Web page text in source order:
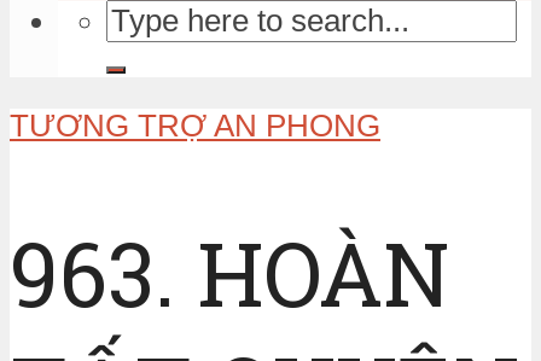
TƯƠNG TRỢ AN PHONG
963. HOÀN